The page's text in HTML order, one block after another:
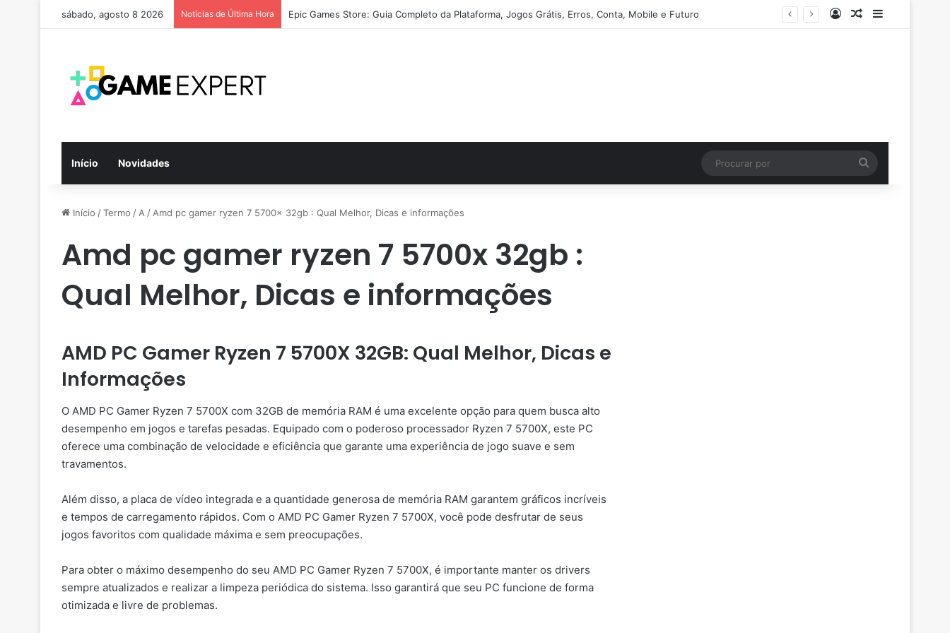
sábado, agosto 8 2026 Notícias de Última Hora Epic Games Store: Guia Completo da Plataforma, Jogos Grátis, Erros, Conta, Mobile e Futuro EntrarArtigo aleatório
Barra Lateral
Início Novidades
por
Início /Termo / A / Amd pc gamer ryzen 7 5700x 32gb : Qual Melhor, Dicas e informações
Amd pc gamer ryzen 7 5700x 32gb :
Qual Melhor, Dicas e informações
AMD PC Gamer Ryzen 7 5700X 32GB: Qual Melhor, Dicas e
Informações
O AMD PC Gamer Ryzen 7 5700X com 32GB de memória RAM é uma excelente opção para quem busca alto
desempenho em jogos e tarefas pesadas. Equipado com o poderoso processador Ryzen 7 5700X, este PC
oferece uma combinação de velocidade e eficiência que garante uma experiência de jogo suave e sem
travamentos.
Além disso, a placa de vídeo integrada e a quantidade generosa de memória RAM garantem gráficos incríveis
e tempos de carregamento rápidos. Com o AMD PC Gamer Ryzen 7 5700X, você pode desfrutar de seus
jogos favoritos com qualidade máxima e sem preocupações.
Para obter o máximo desempenho do seu AMD PC Gamer Ryzen 7 5700X, é importante manter os drivers
sempre atualizados e realizar a limpeza periódica do sistema. Isso garantirá que seu PC funcione de forma
otimizada e livre de problemas.